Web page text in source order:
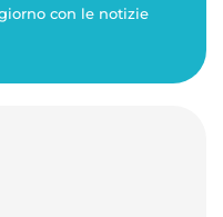
con le notizie